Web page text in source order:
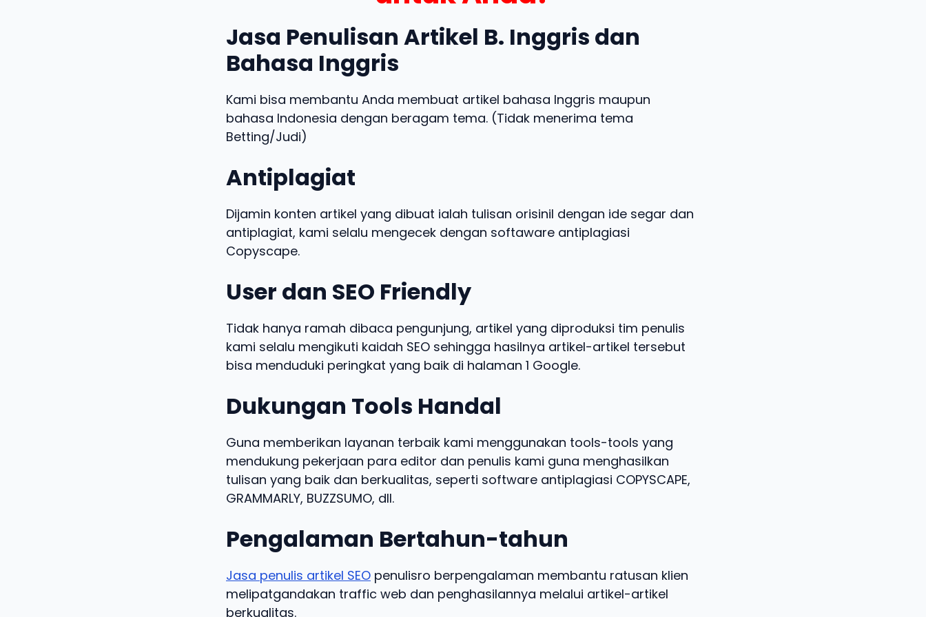
Jasa Penulisan Artikel B. Inggris dan
Bahasa Inggris
Kami bisa membantu Anda membuat artikel bahasa Inggris maupun
bahasa Indonesia dengan beragam tema. (Tidak menerima tema
Betting/Judi)
Antiplagiat
Dijamin konten artikel yang dibuat ialah tulisan orisinil dengan ide segar dan
antiplagiat, kami selalu mengecek dengan softaware antiplagiasi
Copyscape.
User dan SEO Friendly
Tidak hanya ramah dibaca pengunjung, artikel yang diproduksi tim penulis
kami selalu mengikuti kaidah SEO sehingga hasilnya artikel-artikel tersebut
bisa menduduki peringkat yang baik di halaman 1 Google.
Dukungan Tools Handal
Guna memberikan layanan terbaik kami menggunakan tools-tools yang
mendukung pekerjaan para editor dan penulis kami guna menghasilkan
tulisan yang baik dan berkualitas, seperti software antiplagiasi COPYSCAPE,
GRAMMARLY, BUZZSUMO, dll.
Pengalaman Bertahun-tahun
Jasa penulis artikel SEO penulisro berpengalaman membantu ratusan klien
melipatgandakan traffic web dan penghasilannya melalui artikel-artikel
berkualitas.